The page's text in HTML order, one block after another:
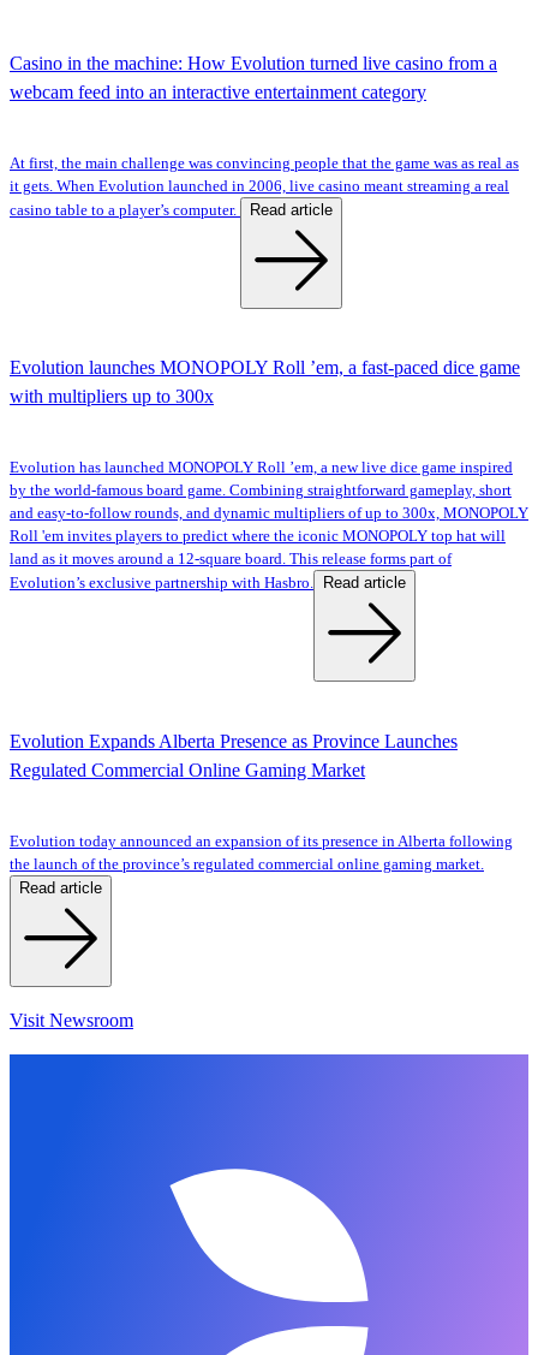
Casino in the machine: How Evolution turned live casino from a
webcam feed into an interactive entertainment category
At first, the main challenge was convincing people that the game was as real as
it gets. When Evolution launched in 2006, live casino meant streaming a real
casino table to a player’s computer.
Read article
Evolution launches MONOPOLY Roll ’em, a fast-paced dice game
with multipliers up to 300x
Evolution has launched MONOPOLY Roll ’em, a new live dice game inspired
by the world-famous board game. Combining straightforward gameplay, short
and easy-to-follow rounds, and dynamic multipliers of up to 300x, MONOPOLY
Roll 'em invites players to predict where the iconic MONOPOLY top hat will
land as it moves around a 12-square board. This release forms part of
Evolution’s exclusive partnership with Hasbro.
Read article
Evolution Expands Alberta Presence as Province Launches
Regulated Commercial Online Gaming Market
Evolution today announced an expansion of its presence in Alberta following
the launch of the province’s regulated commercial online gaming market.
Read article
Visit Newsroom